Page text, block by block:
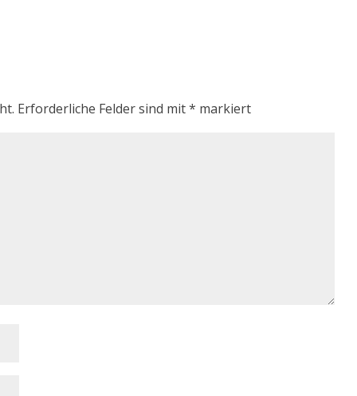
Erforderliche Felder sind mit* markiert